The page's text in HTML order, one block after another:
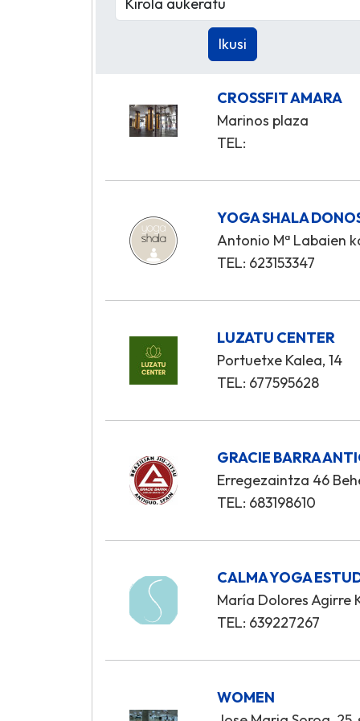
CROSSFIT AMARA
Marinos plaza
TEL:
YOGA SHALA
Antonio Mª Labaien
TEL: 623153347
LUZATU CENTER
Portuetxe Kalea, 14
TEL: 677595628
GRACIE BARRA
Erregezaintza 46
TEL: 683198610
CALMA YOGA
María Dolores Agirre
TEL: 639227267
WOMEN